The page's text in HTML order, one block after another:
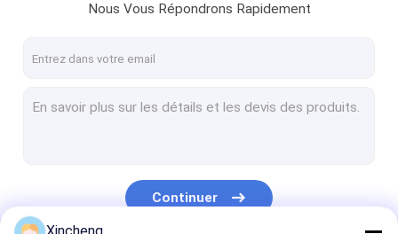
Rameau T de carbure
Barre de carbure avec trou de liquide de refroidissement
Forage à canon à carbure
Nous Vous Répondrons Rapidement
Continuer